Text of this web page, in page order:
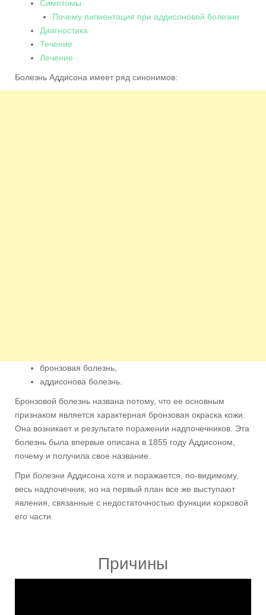
Симптомы
Почему пигментация при аддисоновой болезни
Диагностика
Течение
Лечение
Болезнь Аддисона имеет ряд синонимов:
бронзовая болезнь,
аддисонова болезнь.
Бронзовой болезнь названа потому, что ее основным
признаком является характерная бронзовая окраска кожи.
Она возникает и результате поражении надпочечников. Эта
болезнь была впервые описана в 1855 году Аддисоном,
почему и получила свое название.
При болезни Аддисона хотя и поражается, по-видимому,
весь надпочечник, но на первый план все же выступают
явления, связанные с недостаточностью функции корковой
его части.
Причины